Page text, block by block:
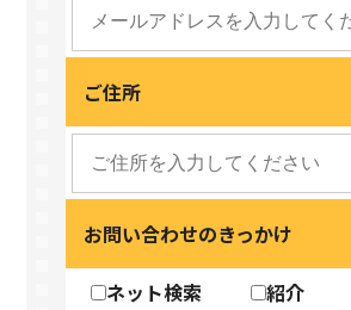
ご住所
お問い合わせのきっかけ
ネット検索 紹介